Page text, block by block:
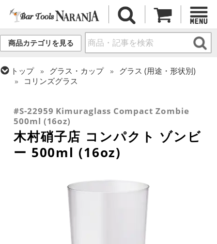
商品カテゴリを見る
トップ グラス・カップ
グラス (用途・形状別)
コリンズグラス
木村硝子店
#S-22959 Kimuraglass Compact Zombie
500ml (16oz)
木村硝子店 コンパクト ゾンビ
ー 500ml (16oz)